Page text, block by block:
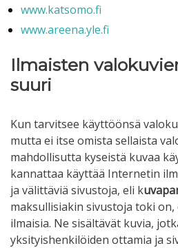
www.katsomo.fi
www.areena.yle.fi
Ilmaisten
suuri
Kun tarvitsee käyttöönsä
mutta ei itse omista sellaista
mahdollisutta kyseistä kuvaa
kannattaa käyttää Internetin
ja välittäviä sivustoja, eli k
maksullisiakin sivustoja toki
ilmaisia. Ne sisältävät kuvia,
yksityishenkilöiden ottamia ja